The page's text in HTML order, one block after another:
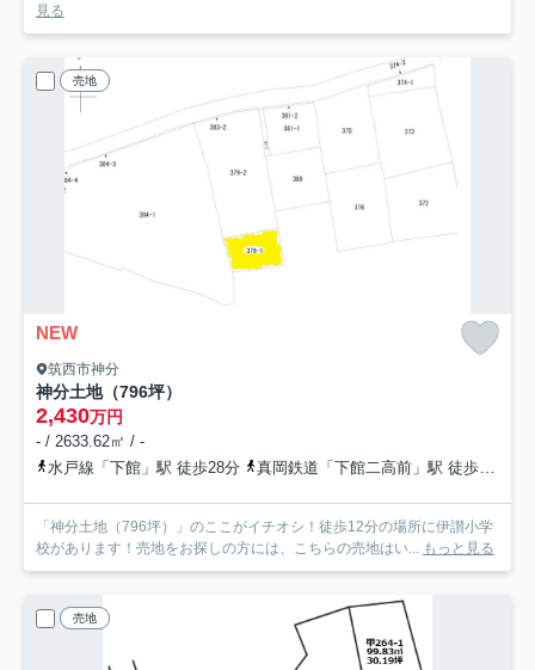
見る
売地
NEW
筑西市神分
神分土地（796坪）
2,430万円
- / 2633.62㎡ / -
水戸線「下館」駅 徒歩28分
真岡鉄道「下館二高前」駅 徒歩32分
「神分土地（796坪）」のここがイチオシ！徒歩12分の場所に伊讃小学
校があります！売地をお探しの方には、こちらの売地はい... もっと見る
売地